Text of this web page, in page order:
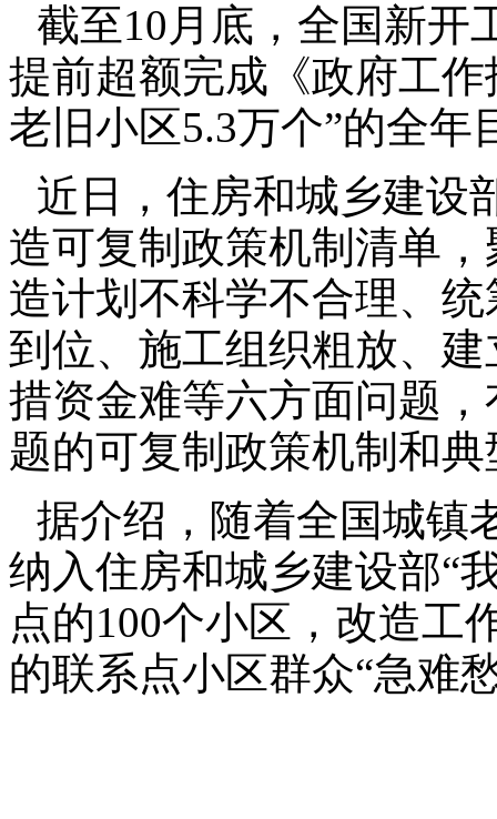
截至10月底，全国新开
提前超额完成《政府工
老旧小区5.3万个”的全年
近日，住房和城乡建设
造可复制政策机制清单
造计划不科学不合理、
到位、施工组织粗放、
措资金难等六方面问题
题的可复制政策机制和
据介绍，随着全国城镇
纳入住房和城乡建设部“
点的100个小区，改造工
的联系点小区群众“急难